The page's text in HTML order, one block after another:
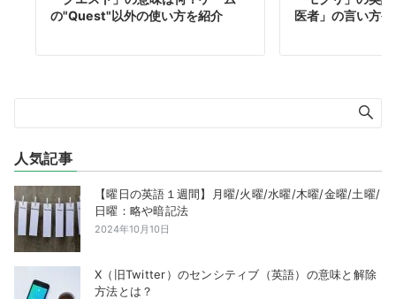
の"Quest"以外の使い方を紹介
医者」の言い方
人気記事
【曜日の英語１週間】月曜/火曜/水曜/木曜/金曜/土曜/
日曜：略や暗記法
2024年10月10日
X（旧Twitter）のセンシティブ（英語）の意味と解除
方法とは？